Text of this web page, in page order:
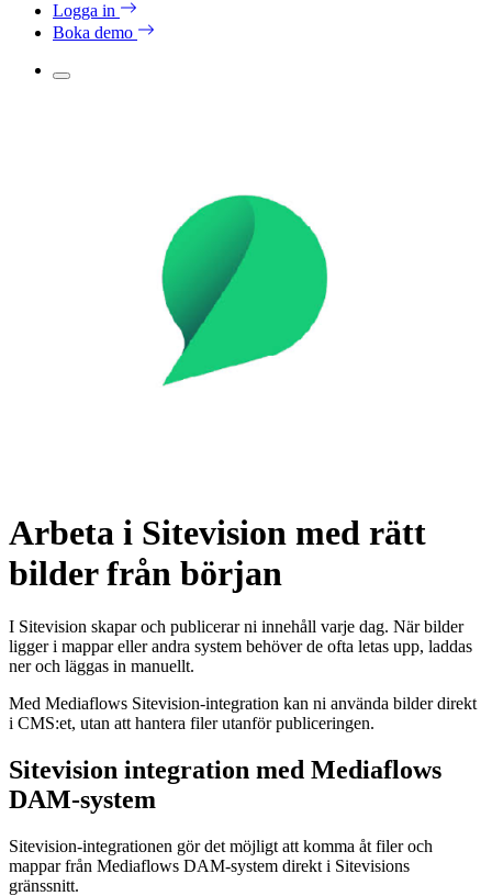
Logga in
Boka demo
Arbeta i Sitevision med rätt
bilder från början
I Sitevision skapar och publicerar ni innehåll varje dag. När bilder
ligger i mappar eller andra system behöver de ofta letas upp, laddas
ner och läggas in manuellt.
Med Mediaflows Sitevision-integration kan ni använda bilder direkt
i CMS:et, utan att hantera filer utanför publiceringen.
Sitevision integration med Mediaflows
DAM-system
Sitevision-integrationen gör det möjligt att komma åt filer och
mappar från Mediaflows DAM-system direkt i Sitevisions
gränssnitt.